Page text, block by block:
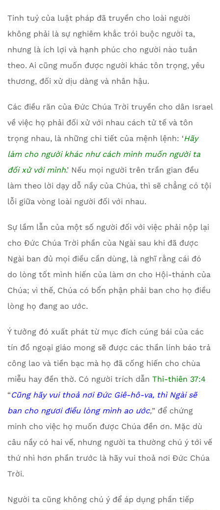
Tinh tuý của luật pháp đã truyền cho loài người
không phải là sự nghiêm khắc trói buộc người ta,
nhưng là ích lợi và hạnh phúc cho người nào tuân
theo. Ai cũng muốn được người khác tôn trọng, yêu
thương, đối xử dịu dàng và nhân hậu.
Các điều răn của Đức Chúa Trời truyền cho dân Israel
về việc họ phải đối xử với nhau cách tử tế và tôn
trọng nhau, là những chi tiết của mệnh lệnh: ‘Hãy
làm cho người khác như cách mình muốn người ta
đối xử với mình.’ Nếu mọi người trên trần gian đều
làm theo lời dạy dỗ nầy của Chúa, thì sẽ chẳng có tội
lỗi giữa vòng loài người đối với nhau.
Sự lầm lẫn của một số người đối với việc phải nộp lại
cho Đức Chúa Trời phần của Ngài sau khi đã được
Ngài ban đủ mọi điều cần dùng, là nghĩ rằng cái đó
do lòng tốt mình hiến của làm ơn cho Hội-thánh của
Chúa; vì thế, Chúa có bổn phận phải ban cho họ điều
lòng họ đang ao ước.
Ý tưởng đó xuất phát từ mục đích cúng bái của các
tín đồ ngoại giáo mong sẽ được các thần linh báo trả
công lao và tiền bạc mà họ đã cống hiến cho chùa
miễu hay đền thờ. Có người trích dẫn Thi-thiên 37:4
“Cũng hãy vui thoả nơi Đức Giê-hô-va, thì Ngài sẽ
ban cho ngươi điều lòng mình ao ước,” để chứng
minh cho việc họ muốn được Chúa đền ơn. Mặc dù
câu nầy có hai vế, nhưng người ta thường chú ý tới vế
thứ nhì hơn phần trước là hãy vui thoả nơi Đức Chúa
Trời.
Người ta cũng không chú ý để áp dụng phần tiếp